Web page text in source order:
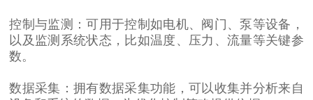
控制与监测：可用于控制如电机、阀门、泵等设备，
以及监测系统状态，比如温度、压力、流量等关键参
数。
数据采集：拥有数据采集功能，可以收集并分析来自